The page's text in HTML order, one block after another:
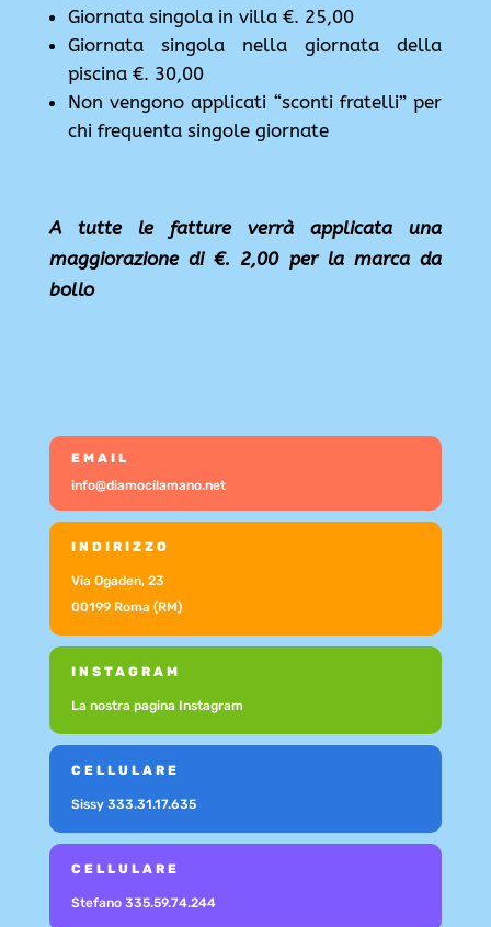
Giornata singola in villa €. 25,00
Giornata singola nella giornata della
piscina €. 30,00
Non vengono applicati “sconti fratelli” per
chi frequenta singole giornate
A tutte le fatture verrà applicata una
maggiorazione di €. 2,00 per la marca da
bollo
EMAIL
info@diamocilamano.net
INDIRIZZO
Via Ogaden, 23
00199 Roma (RM)
INSTAGRAM
La nostra pagina Instagram
CELLULARE
Sissy 333.31.17.635
CELLULARE
Stefano 335.59.74.244